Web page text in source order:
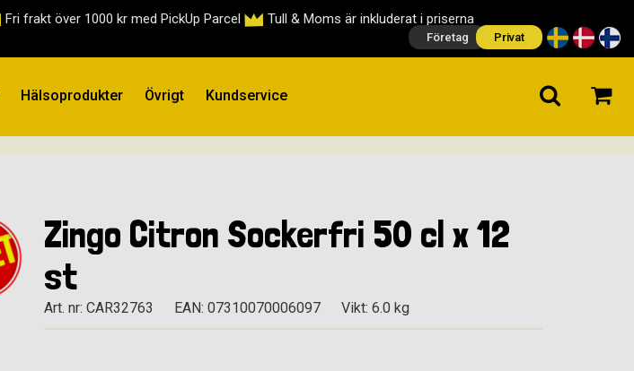
Fri frakt över 1000 kr med PickUp Parcel Tull & Moms är inkluderat i priserna
Företag Privat
Hälsoprodukter Övrigt Kundservice
Zingo Citron Sockerfri 50 cl x 12
st
Art. nr: CAR32763 EAN: 07310070006097 Vikt: 6.0 kg